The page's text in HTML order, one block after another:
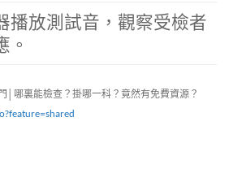
播放測試音，觀察受檢者
。
│哪裏能檢查？掛哪一科？竟然有免費資源？